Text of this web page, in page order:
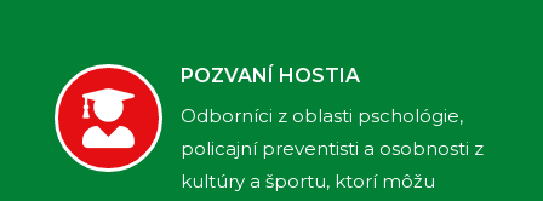

POZVANÍ HOSTIA
Odborníci z oblasti pschológie,
policajní preventisti a osobnosti z
kultúry a športu, ktorí môžu